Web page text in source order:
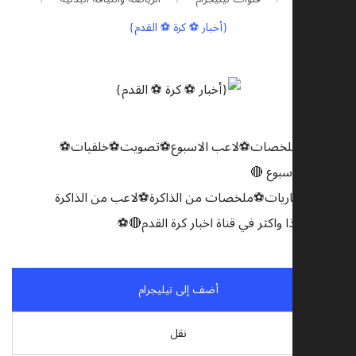
{أخبار ⚽️ كرة ⚽️ القدم}
⚽اخبار⚽ملخصات⚽لاعب الاسبوع⚽تصويت⚽خلفيات⚽
🔴فريق الاسبوع 🔴
تغطية للمباريات⚽ملخصات من الذاكرة⚽لاعب من الذاكرة
⚽🔴كل هذا واكثر في قناة اخبار كرة القدم🔴⚽
أضف إلى تيليجرام
نقل